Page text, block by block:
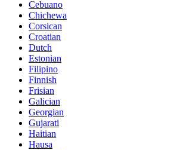
Cebuano
Chichewa
Corsican
Croatian
Dutch
Estonian
Filipino
Finnish
Frisian
Galician
Georgian
Gujarati
Haitian
Hausa